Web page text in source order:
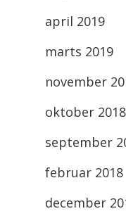
april 2019
marts 2019
november
oktober 2018
september
februar 2018
december